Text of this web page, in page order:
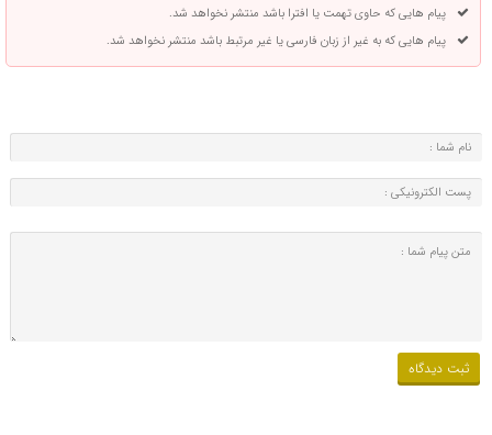
پیام هایی که حاوی تهمت یا افترا باشد منتشر نخواهد شد.
پیام هایی که به غیر از زبان فارسی یا غیر مرتبط باشد منتشر نخواهد شد.